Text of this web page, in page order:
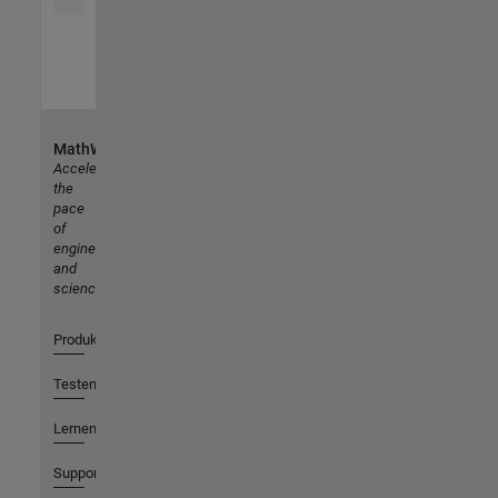
MathWorks
Accelerating
the
pace
of
engineering
and
science
Produkte
Testen oder Kaufen
Lernen
Support